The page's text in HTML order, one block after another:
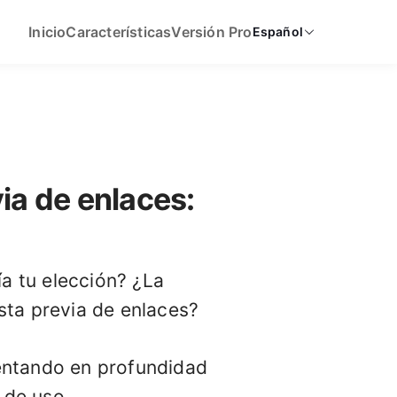
InicioCaracterísticasVersión ProEspañol
de enlaces:
tu elección? ¿La
previa de enlaces?
en profundidad